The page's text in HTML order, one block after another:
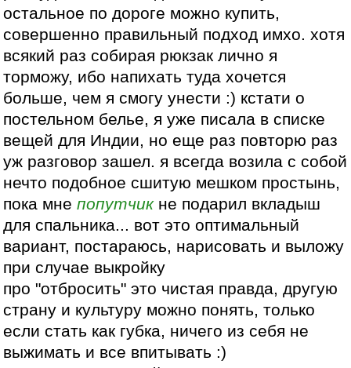
остальное по дороге можно купить,
совершенно правильный подход имхо. хотя
всякий раз собирая рюкзак лично я
торможу, ибо напихать туда хочется
больше, чем я смогу унести :) кстати о
постельном белье, я уже писала в списке
вещей для Индии, но еще раз повторю раз
уж разговор зашел. я всегда возила с собой
нечто подобное сшитую мешком простынь,
пока мнепопутчикне подарил вкладыш
для спальника... вот это оптимальный
вариант, постараюсь, нарисовать и выложу
при случае выкройку
про "отбросить" это чистая правда, другую
страну и культуру можно понять, только
если стать как губка, ничего из себя не
выжимать и все впитывать :)